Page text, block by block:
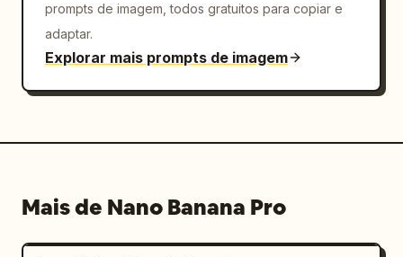
prompts de imagem, todos gratuitos para copiar e
adaptar.
Explorar mais prompts de imagem
Mais de Nano Banana Pro